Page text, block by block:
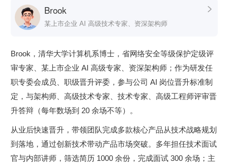
聚焦技术人关键职业节点的决策困境——从 offer 选择、忙而
无功破解，到 TL 晋升、空降管理生存指南……覆盖你从新手
第三章：AI 时代的业务协同
深入理解 AI 时代技术人的核心竞争力——业务理解力。Brook
将带你拆解产品、运营、技术的共赢逻辑，掌握从技术方案到
商业结果的翻译能力，真正实现协同增值。
基于 IT 人收入曲线特点，设计“职业 + 投资”双通道财富体
系。教你用基本面投资构建低风险、可持续的财务韧性，支撑
Brook
某上市企业 AI 高级技术专家、资深架构师

Brook，清华大学计算机系博士，省网络安全等级保护定级评
审专家、某上市企业 AI 高级专家、资深架构师；作为研发任
职专委会成员、职级晋升评委，参与公司 AI 岗位晋升标准制
定，与架构师、高级技术专家、技术专家、高级工程师评审晋
升答辩（每年数场到 20 余场不等）。
从业后快速晋升，带领团队完成多款核心产品从技术战略规划
到落地，通过创新技术带动产品市场突破。多年担任技术面试
官与内部讲师，筛选简历 1000 余份，完成面试 300 余场；主